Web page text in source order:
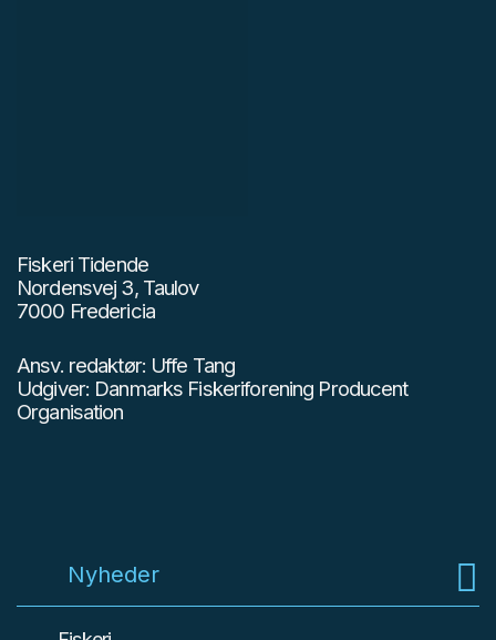
Fiskeri Tidende
Nordensvej 3, Taulov
7000 Fredericia
Ansv. redaktør: Uffe Tang
Udgiver: Danmarks Fiskeriforening Producent
Organisation
Nyheder